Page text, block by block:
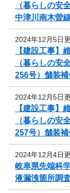
（暮らしの安
中津川南木曽
2024年12月5日
【建設工事
（暮らしの安
256号）舗装
2024年12月5日
【建設工事
（暮らしの安
257号）舗装
2024年12月4日
岐阜県先端科
液漏洩箇所調